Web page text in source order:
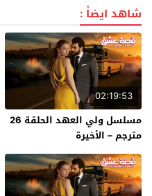
شاهد ايضاً :
02:19:53
مسلسل ولي العهد الحلقة 26
مترجم – الأخيرة